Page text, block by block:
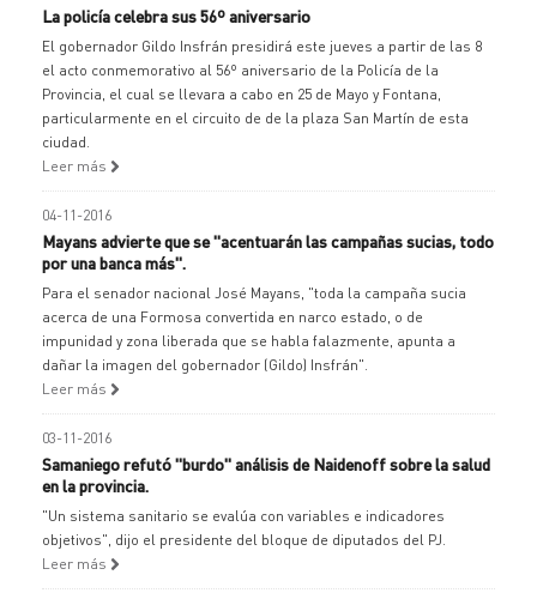
La policía celebra sus 56º aniversario
El gobernador Gildo Insfrán presidirá este jueves a partir de las 8
el acto conmemorativo al 56º aniversario de la Policía de la
Provincia, el cual se llevara a cabo en 25 de Mayo y Fontana,
particularmente en el circuito de de la plaza San Martín de esta
ciudad.
Leer más
04-11-2016
Mayans advierte que se "acentuarán las campañas sucias, todo
por una banca más".
Para el senador nacional José Mayans, "toda la campaña sucia
acerca de una Formosa convertida en narco estado, o de
impunidad y zona liberada que se habla falazmente, apunta a
dañar la imagen del gobernador (Gildo) Insfrán".
Leer más
03-11-2016
Samaniego refutó "burdo" análisis de Naidenoff sobre la salud
en la provincia.
"Un sistema sanitario se evalúa con variables e indicadores
objetivos", dijo el presidente del bloque de diputados del PJ.
Leer más